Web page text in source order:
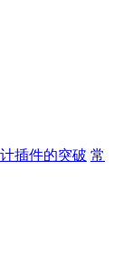
插件的突破 常